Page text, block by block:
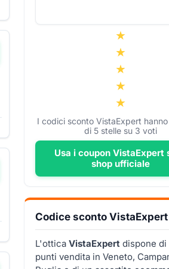
I codici sconto VistaExpert
di 5 stelle su 3 voti
Usa i coupon VistaExpert
shop ufficiale
Codice sconto VistaExpert
L'ottica VistaExpert dispone di
punti vendita in Veneto,